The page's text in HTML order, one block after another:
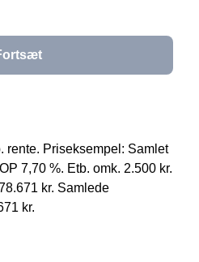
rente. Priseksempel: Samlet
7,70 %. Etb. omk. 2.500 kr.
kr. Samlede
kr.